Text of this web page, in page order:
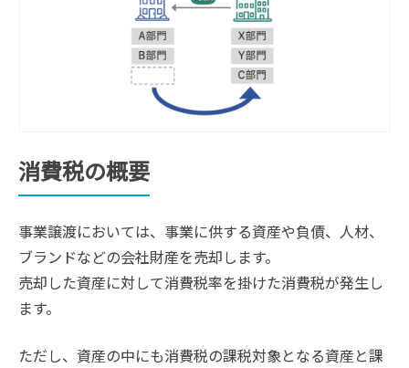
消費税の概要
事業譲渡においては、事業に供する資産や負債、人材、
ブランドなどの会社財産を売却します。
売却した資産に対して消費税率を掛けた消費税が発生し
ます。
ただし、資産の中にも消費税の課税対象となる資産と課